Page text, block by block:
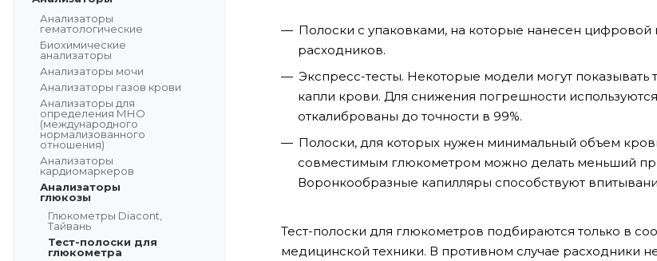
Анализаторы
гематологические
Биохимические
анализаторы
Анализаторы мочи
Анализаторы газов крови
Анализаторы для
определения МНО
(международного
нормализованного
отношения)
Анализаторы
кардиомаркеров
Анализаторы
глюкозы
Глюкометры Diacont,
Тайвань
Тест-полоски для
глюкометра
Полоски с упаковками, на которые нанесен
расходников.
Экспресс-тесты. Некоторые модели могут показывать
капли крови. Для снижения погрешности
откалиброваны до точности в 99%.
Полоски, для которых нужен минимальный объем
совместимым глюкометром можно делать меньший
Воронкообразные капилляры способствуют
Тест-полоски для глюкометров подбираются только в
медицинской техники. В противном случае расходники